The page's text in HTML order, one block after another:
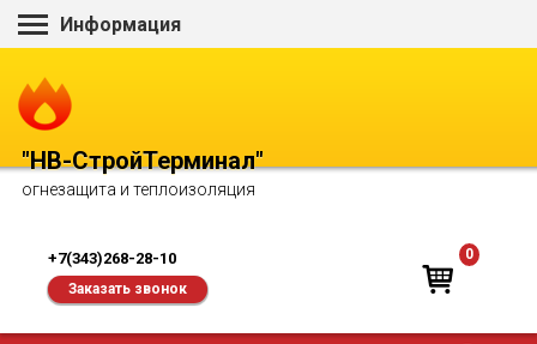
Информация
"НВ-СтройТерминал"
огнезащита и теплоизоляция
+7(343)268-28-10
Заказать звонок
0